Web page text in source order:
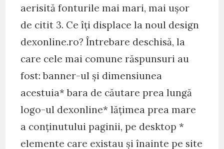
aerisită fonturile mai mari, mai ușor
de citit 3. Ce îți displace la noul design
dexonline.ro? Întrebare deschisă, la
care cele mai comune răspunsuri au
fost: banner-ul și dimensiunea
acestuia* bara de căutare prea lungă
logo-ul dexonline* lățimea prea mare
a conținutului paginii, pe desktop *
elemente care existau și înainte pe site